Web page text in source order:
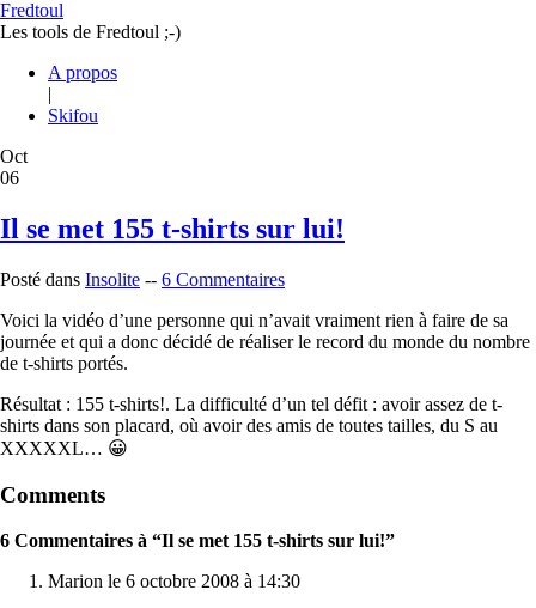
Fredtoul
Les tools de Fredtoul ;-)
A propos
|
Skifou
Oct
06
Il se met 155 t-shirts sur lui!
Posté dans Insolite -- 6 Commentaires
Voici la vidéo d’une personne qui n’avait vraiment rien à faire de sa
journée et qui a donc décidé de réaliser le record du monde du nombre
de t-shirts portés.
Résultat : 155 t-shirts!. La difficulté d’un tel défit : avoir assez de t-
shirts dans son placard, où avoir des amis de toutes tailles, du S au
XXXXXL… 😀
Comments
6 Commentaires à “Il se met 155 t-shirts sur lui!”
Marion le 6 octobre 2008 à 14:30